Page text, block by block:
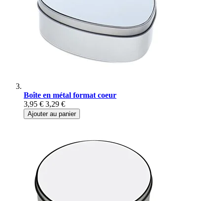
Boîte en métal format coeur
3,95 € 3,29 €
Ajouter au panier